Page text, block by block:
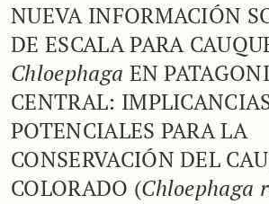
NUEVA INFORMACIÓN
DE ESCALA PARA
Chloephaga EN
CENTRAL:
POTENCIALES PARA LA
CONSERVACIÓN DEL
COLORADO (Chloephaga